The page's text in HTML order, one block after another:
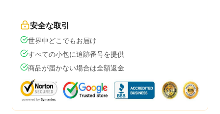
安全な取引
世界中どこでもお届け
すべての小包に追跡番号を提供
商品が届かない場合は全額返金